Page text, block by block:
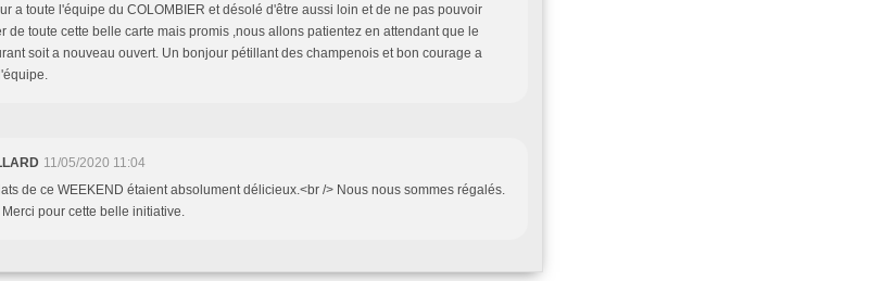
a toute l'équipe du COLOMBIER et désolé d'être aussi loin et de ne pas pouvoir
de toute cette belle carte mais promis ,nous allons patientez en attendant que le
soit a nouveau ouvert. Un bonjour pétillant des champenois et bon courage a
11/05/2020 11:04
de ce WEEKEND étaient absolument délicieux.<br /> Nous nous sommes régalés.
Merci pour cette belle initiative.